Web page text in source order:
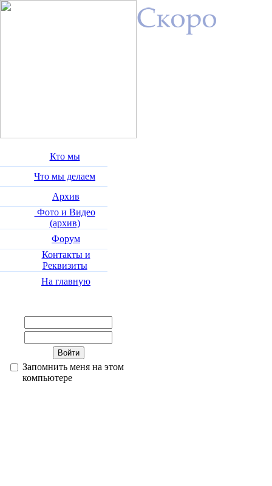
Кто мы
Что мы делаем
Архив
Фото и Видео
(архив)
Форум
Контакты и
Реквизиты
На главную
Запомнить меня на этом
компьютере